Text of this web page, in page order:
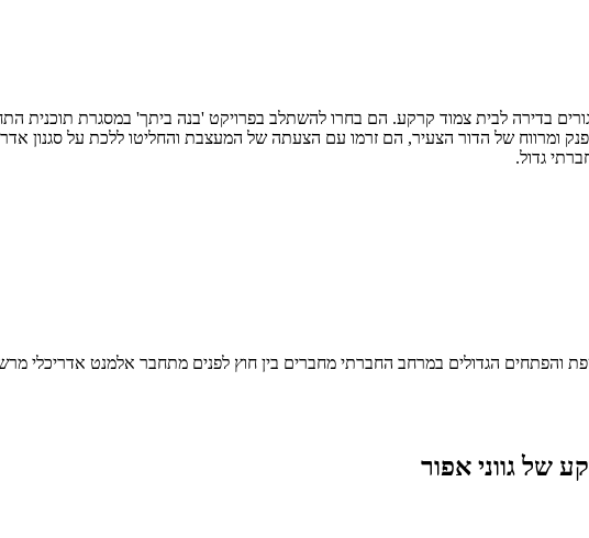
בדירה לבית צמוד קרקע. הם בחרו להשתלב בפרויקט 'בנה ביתך' במסגרת תוכנית
ומרווח של הדור הצעיר, הם זרמו עם הצעתה של המעצבת והחליטו ללכת על סגנון
גדול.
והפתחים הגדולים במרחב החברתי מחברים בין חוץ לפנים מתחבר אלמנט אדריכלי
של גווני אפור